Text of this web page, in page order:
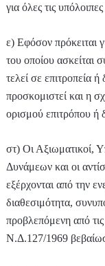
για όλες τις
ε) Εφόσον πρόκειται
του οποίου ασκείται
τελεί σε επιτροπεία
προσκομιστεί και η
ορισμού επιτρόπου ή
στ) Οι Αξιωματικοί,
Δυνάμεων και οι
εξέρχονται από την
διαθεσιμότητα,
προβλεπόμενη από
Ν.Δ.127/1969